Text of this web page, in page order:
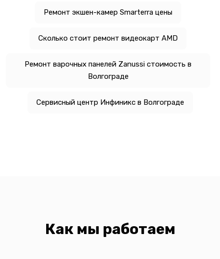
Ремонт экшен-камер Smarterra цены
Сколько стоит ремонт видеокарт AMD
Ремонт варочных панелей Zanussi стоимость в
Волгограде
Сервисный центр Инфиникс в Волгограде
Как мы работаем